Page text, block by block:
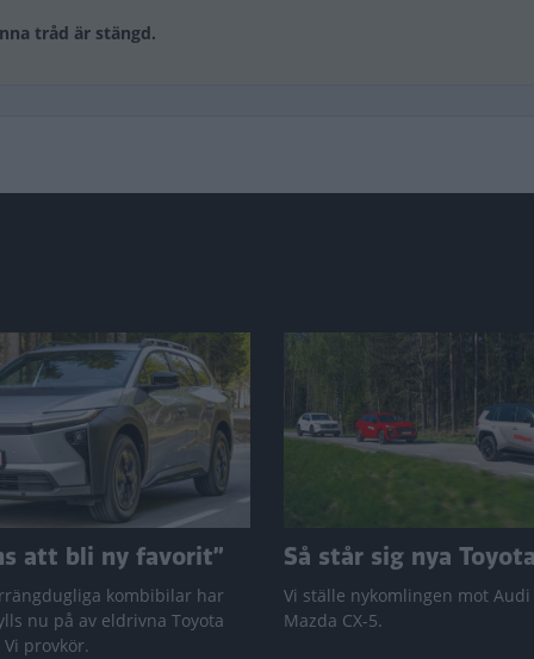
tråd är stängd.
att bli ny favorit”
kombibilar har
nu på av eldrivna Toyota
provkör.
Så står sig nya
Vi ställe nykomlingen mot Audi
Mazda CX-5.